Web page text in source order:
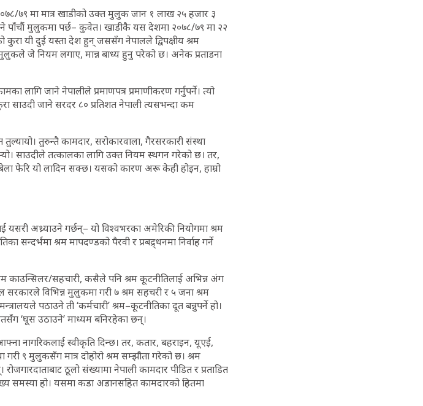
७९ मा मात्र खाडीको उक्त मुलुक जान १ लाख २५ हजार ३
पाँचौं मुलुकमा पर्छ– कुवेत। खाडीकै यस देशमा २०७८/७९ मा २२
यी दुई यस्ता देश हुन् जससँग नेपालले द्विपक्षीय श्रम
जे नियम लगाए, मान्न बाध्य हुनु परेको छ। अनेक प्रताडना
लागि जाने नेपालीले प्रमाणपत्र प्रमाणीकरण गर्नुपर्ने। त्यो
साउदी जाने सरदर ८० प्रतिशत नेपाली त्यसभन्दा कम
तुरुन्तै कामदार, सरोकारवाला, गैरसरकारी संस्था
साउदीले तत्कालका लागि उक्त नियम स्थगन गरेको छ। तर,
फेरि यो लादिन सक्छ। यसको कारण अरू केही होइन, हाम्रो
अथ्र्याउने गर्छन्– यो विश्वभरका अमेरिकी नियोगमा श्रम
सन्दर्भमा श्रम मापदण्डको पैरवी र प्रबद्र्धनमा निर्वाह गर्ने
काउन्सिलर/सहचारी, कसैले पनि श्रम कूटनीतिलाई अभिन्न अंग
विभिन्न मुलुकमा गरी ७ श्रम सहचरी र ५ जना श्रम
पठाउने ती ‘कर्मचारी’ श्रम–कूटनीतिका दूत बन्नुपर्ने हो।
‘घूस उठाउने’ माध्यम बनिरहेका छन्।
नागरिकलाई स्वीकृति दिन्छ। तर, कतार, बहराइन, यूएई,
९ मुलुकसँग मात्र दोहोरो श्रम सम्झौता गरेको छ। श्रम
ठूलो संख्यामा नेपाली कामदार पीडित र प्रताडित
समस्या हो। यसमा कडा अडानसहित कामदारको हितमा